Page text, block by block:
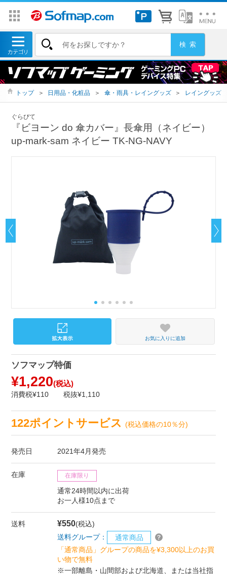
トップ ＞ 日用品・化粧品 ＞ 傘・雨具・レイングッズ ＞ レイングッズ
ぐらびて
『ビヨーン do 傘カバー』長傘用（ネイビー）
up-mark-sam ネイビー TK-NG-NAVY
お気に入りに追加
ソフマップ特価
¥1,220(税込)
消費税¥110 税抜¥1,110
122ポイントサービス(税込価格の10％分)
発売日 2021年4月発売
在庫 在庫限り
通常24時間以内に出荷
お一人様10点まで
送料 ¥550(税込)
送料グループ：
通常商品
「通常商品」グループの商品を¥3,300以上のお買
い物で無料
※一部離島・山間部および北海道、または当社指